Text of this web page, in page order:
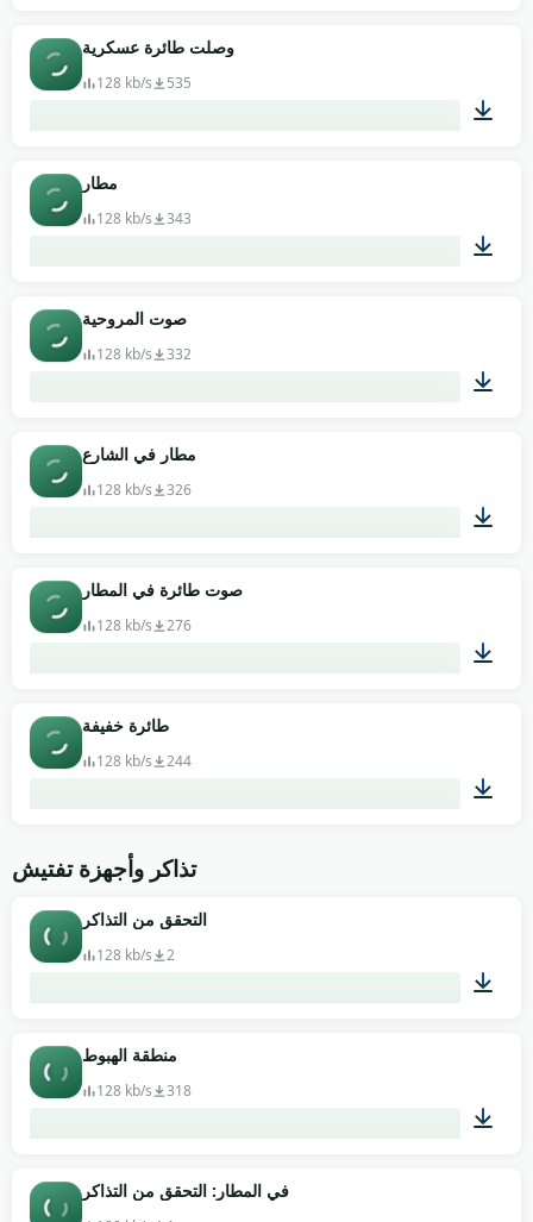
وصلت طائرة عسكرية
128 kb/s 535
مطار
128 kb/s 343
صوت المروحية
128 kb/s 332
مطار في الشارع
128 kb/s 326
صوت طائرة في المطار
128 kb/s 276
طائرة خفيفة
128 kb/s 244
تذاكر وأجهزة تفتيش
التحقق من التذاكر
128 kb/s 2
منطقة الهبوط
128 kb/s 318
في المطار: التحقق من التذاكر